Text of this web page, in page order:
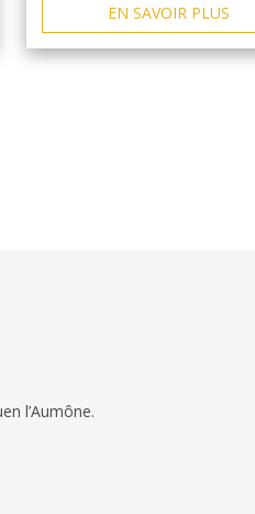
EN SAVOIR PLUS
l’Aumône.